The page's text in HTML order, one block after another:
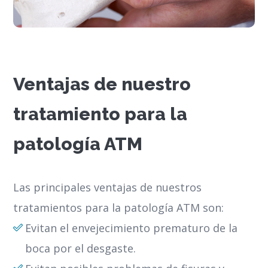
Ventajas de nuestro
tratamiento para la
patología ATM
Las principales ventajas de nuestros
tratamientos para la patología ATM son:
Evitan el envejecimiento prematuro de la
boca por el desgaste.